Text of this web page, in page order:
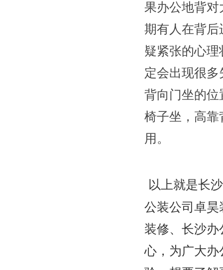
果办公地背
期有人在背
疑紧张的心
定会出现很
背向门坐的
椅子坐，高
用。
以上就是长
公装公司卓
装修、长沙
心，为广大